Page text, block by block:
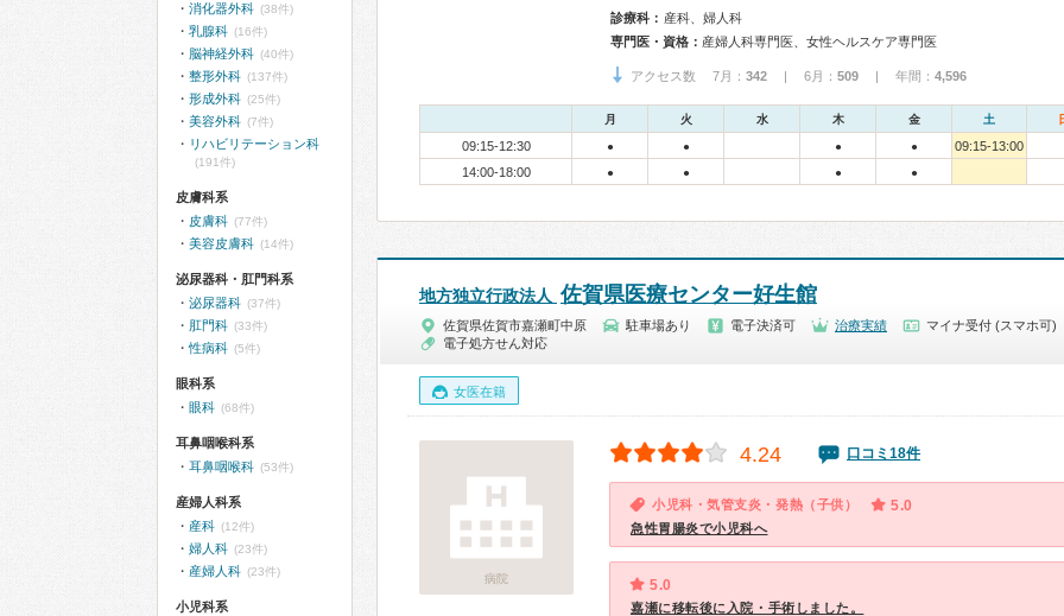
診療科： 産科、婦人科
専門医・資格： 産婦人科専門医、女性ヘルスケア専門医
アクセス数 7月： 342 | 6月： 509 | 年間： 4,596
月 火 水 木 金 土
09:15-12:30 ● ● ● ●
09:15-13:00
14:00-18:00
● ● ● ●
地方独立行政法人 佐賀県医療センター好生館
佐賀県佐賀市嘉瀬町中原 駐車場あり 電子決済可 治療実績
マイナ受付 (スマホ可)
電子処方せん対応
女医在籍
病院
4.24 口コミ18件
小児科・気管支炎・発熱（子供） 5.0
急性胃腸炎で小児科へ
5.0
嘉瀬に移転後に入院・手術しました。
消化器外科 (38件)
乳腺科 (16件)
脳神経外科 (40件)
整形外科 (137件)
形成外科 (25件)
美容外科 (7件)
リハビリテーション科
(191件)
皮膚科系
皮膚科 (77件)
美容皮膚科 (14件)
泌尿器科・肛門科系
泌尿器科 (37件)
肛門科 (33件)
性病科 (5件)
眼科系
眼科 (68件)
耳鼻咽喉科系
耳鼻咽喉科 (53件)
産婦人科系
産科 (12件)
婦人科 (23件)
産婦人科 (23件)
小児科系